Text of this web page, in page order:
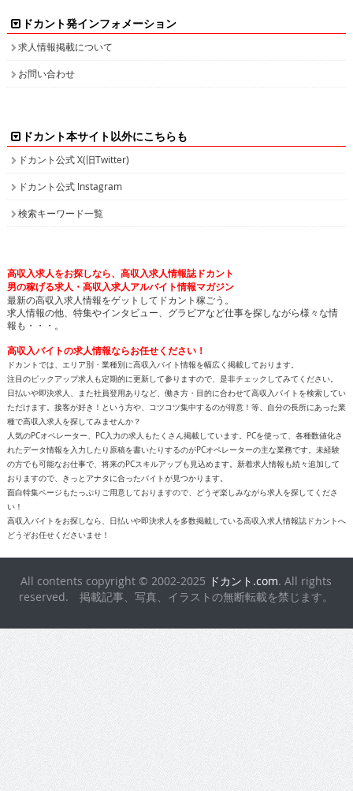
ドカント発インフォメーション
求人情報掲載について
お問い合わせ
ドカント本サイト以外にこちらも
ドカント公式 X(旧Twitter)
ドカント公式 Instagram
検索キーワード一覧
高収入求人をお探しなら、高収入求人情報誌ドカント
男の稼げる求人・高収入求人アルバイト情報マガジン
最新の高収入求人情報をゲットしてドカント稼ごう。
求人情報の他、特集やインタビュー、グラビアなど仕事を探しながら様々な情
報も・・・。
高収入バイトの求人情報ならお任せください！
ドカントでは、エリア別・業種別に高収入バイト情報を幅広く掲載しております。
注目のピックアップ求人も定期的に更新して参りますので、是非チェックしてみてください。
日払いや即決求人、また社員登用ありなど、働き方・目的に合わせて高収入バイトを検索してい
ただけます。接客が好き！という方や、コツコツ集中するのが得意！等、自分の長所にあった業
種で高収入求人を探してみませんか？
人気のPCオペレーター、PC入力の求人もたくさん掲載しています。PCを使って、各種数値化さ
れたデータ情報を入力したり原稿を書いたりするのがPCオペレーターの主な業務です。未経験
の方でも可能なお仕事で、将来のPCスキルアップも見込めます。新着求人情報も続々追加して
おりますので、きっとアナタに合ったバイトが見つかります。
面白特集ページもたっぷりご用意しておりますので、どうぞ楽しみながら求人を探してくださ
い！
高収入バイトをお探しなら、日払いや即決求人を多数掲載している高収入求人情報誌ドカントへ
どうぞお任せくださいませ！
All contents copyright © 2002-2025 ドカント.com. All rights
reserved. 掲載記事、写真、イラストの無断転載を禁じます。